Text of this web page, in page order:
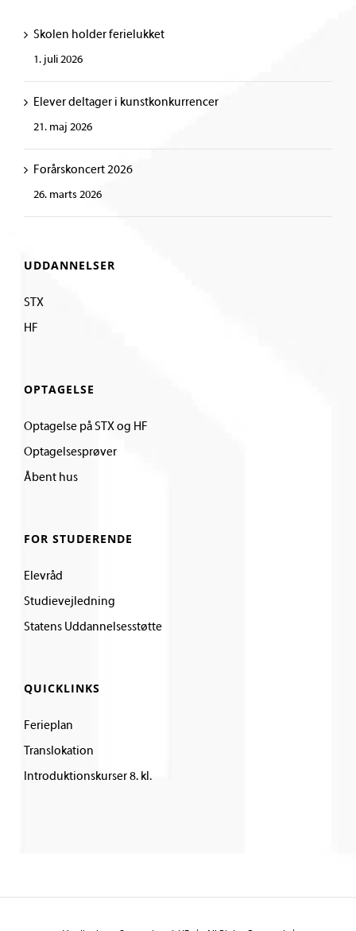
Skolen holder ferielukket
1. juli 2026
Elever deltager i kunstkonkurrencer
21. maj 2026
Forårskoncert 2026
26. marts 2026
UDDANNELSER
STX
HF
OPTAGELSE
Optagelse på STX og HF
Optagelsesprøver
Åbent hus
FOR STUDERENDE
Elevråd
Studievejledning
Statens Uddannelsesstøtte
QUICKLINKS
Ferieplan
Translokation
Introduktionskurser 8. kl.